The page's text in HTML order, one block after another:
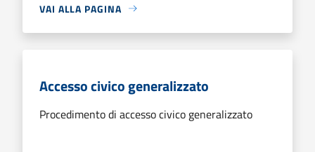
VAI ALLA PAGINA
Accesso civico generalizzato
Procedimento di accesso civico generalizzato